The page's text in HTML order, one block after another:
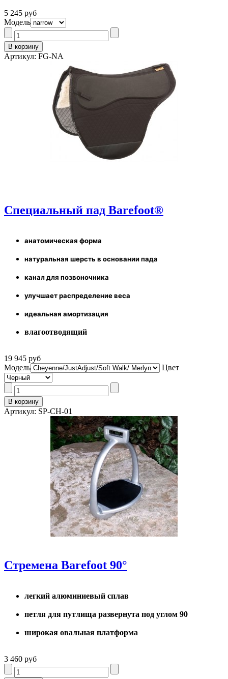
5 245 руб
Модель
Артикул: FG-NA
Специальный пад Barefoot®
анатомическая форма
натуральная шерсть в основании пада
канал для позвоночника
улучшает распределение веса
идеальная амортизация
влагоотводящий
19 945 руб
Модель
Цвет
Артикул: SP-CH-01
Стремена Barefoot 90°
легкий алюминиевый сплав
петля для путлища развернута под углом 90
широкая овальная платформа
3 460 руб